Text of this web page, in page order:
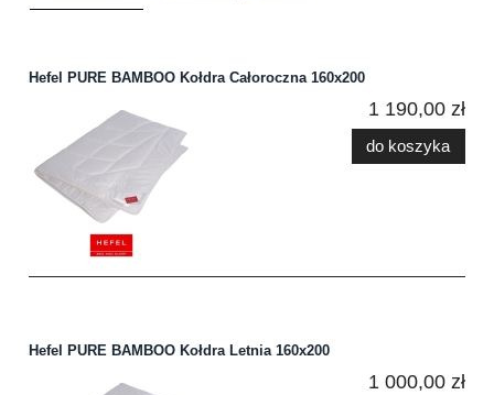
Hefel PURE BAMBOO Kołdra Całoroczna 160x200
1 190,00 zł
do koszyka
Hefel PURE BAMBOO Kołdra Letnia 160x200
1 000,00 zł